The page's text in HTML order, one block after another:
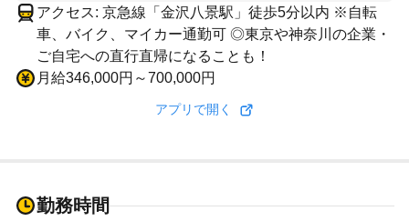
アクセス: 京急線「金沢八景駅」徒歩5分以内 ※自転
車、バイク、マイカー通勤可 ◎東京や神奈川の企業・
ご自宅への直行直帰になることも！
月給346,000円～700,000円
アプリで開く
勤務時間